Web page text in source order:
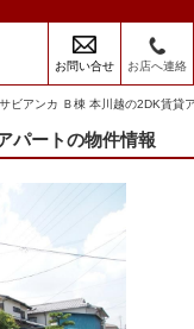
お問い合せ お店へ連絡
ビアンカ Ｂ棟 本川越の2DK賃貸
パートの物件情報